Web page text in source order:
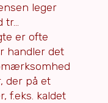
leger
er ofte
handler det
der på et
f.eks. kaldet